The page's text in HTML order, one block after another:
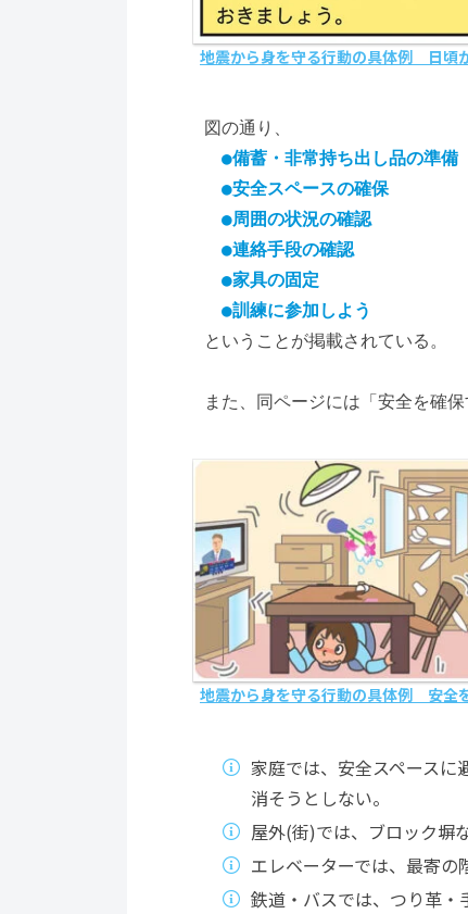
地震から身を守る行動の具体例 日頃
図の通り、
●備蓄・非常持ち出し品の準備
●安全スペースの確保
●周囲の状況の確認
●連絡手段の確認
●家具の固定
●訓練に参加しよう
ということが掲載されている。
また、同ページには「安全を確
地震から身を守る行動の具体例 安全
家庭では、安全スペース
消そうとしない。
屋外(街)では、ブロック塀
エレベーターでは、最寄の
鉄道・バスでは、つり革・